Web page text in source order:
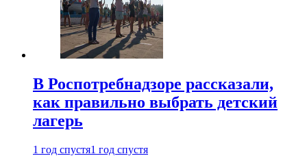
В Роспотребнадзоре рассказали,
как правильно выбрать детский
лагерь
1 год спустя1 год спустя